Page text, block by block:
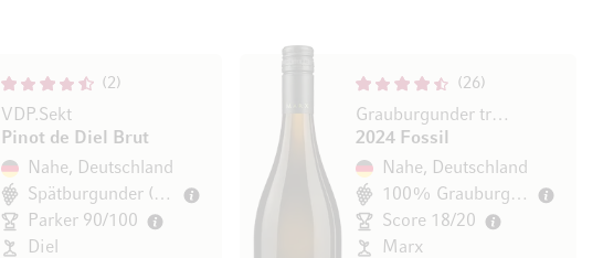
2
VDP.Sekt
Pinot de Diel Brut
Nahe, Deutschland
Spätburgunder (Pinot Noir)
Parker 90/100
Diel
26
Grauburgunder trocken
2024 Fossil
Nahe, Deutschland
100% Grauburgunder
Score 18/20
Marx